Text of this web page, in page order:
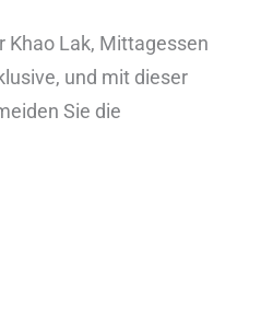
Khao Lak, Mittagessen
und mit dieser
Sie die